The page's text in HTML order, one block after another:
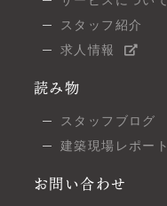
スタッフ紹介
求人情報
読み物
スタッフブログ
建築現場レポート
お問い合わせ